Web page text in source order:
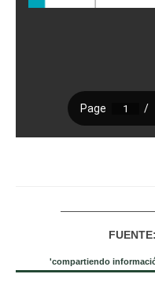
FUENTE:
'compartiendo